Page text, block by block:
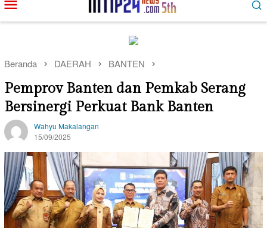
ke
kontenMobile
Beranda DAERAH BANTEN
Pemprov Banten dan Pemkab Serang
Bersinergi Perkuat Bank Banten
Wahyu Makalangan
15/09/2025